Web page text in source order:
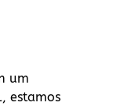
um
estamos